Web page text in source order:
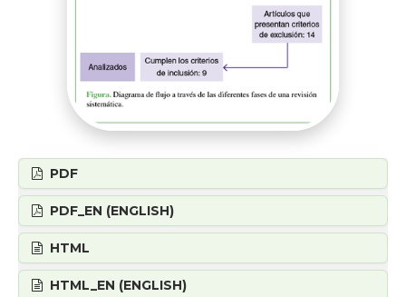
PDF
PDF_EN (ENGLISH)
HTML
HTML_EN (ENGLISH)